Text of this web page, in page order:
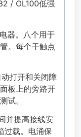
/ OL100低强
器。八个用于
。每个干触点
打开和关闭障
板上的旁路开
试。
并提高接线安
过载。电涌保